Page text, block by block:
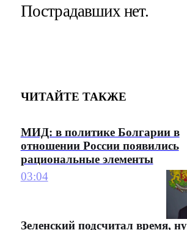
Пострадавших нет.
ЧИТАЙТЕ ТАКЖЕ
МИД: в политике Болгарии в
отношении России появились
рациональные элементы
03:04
Зеленский подсчитал время,